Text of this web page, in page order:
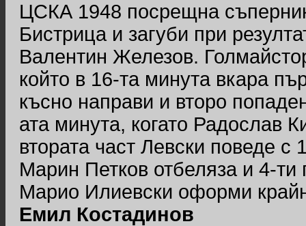
ЦСКА 1948 посрещна
Бистрица и загуби при
Валентин Железов.
който в 16-та минута вкара
късно направи и второ
ата минута, когато Радослав
втората част Левски поведе
Марин Петков отбеляза и 4-ти
Марио Илиевски оформи
Емил Костадинов